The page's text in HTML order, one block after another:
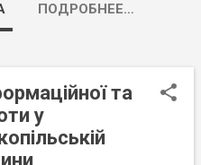
ПОДРОБНЕЕ…
та
у